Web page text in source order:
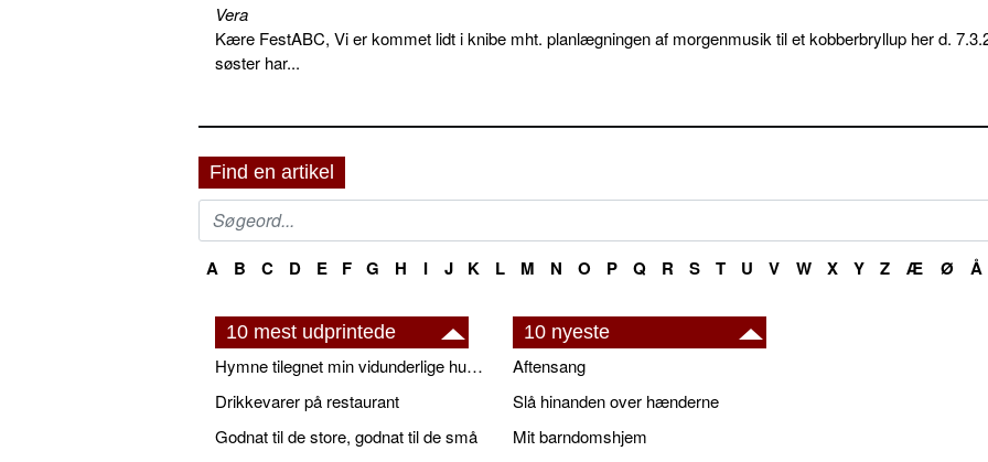
Vera
Kære FestABC, Vi er kommet lidt i knibe mht. planlægningen af morgenmusik til et kobberbryllup her d.
søster har...
Find en artikel
A B C D E F G H I J K L M N O P Q R S T U V W X Y Z Æ Ø Å
10 mest udprintede
Hymne tilegnet min vidunderlige husbond
Drikkevarer på restaurant
Godnat til de store, godnat til de små
10 nyeste
Aftensang
Slå hinanden over hænderne
Mit barndomshjem